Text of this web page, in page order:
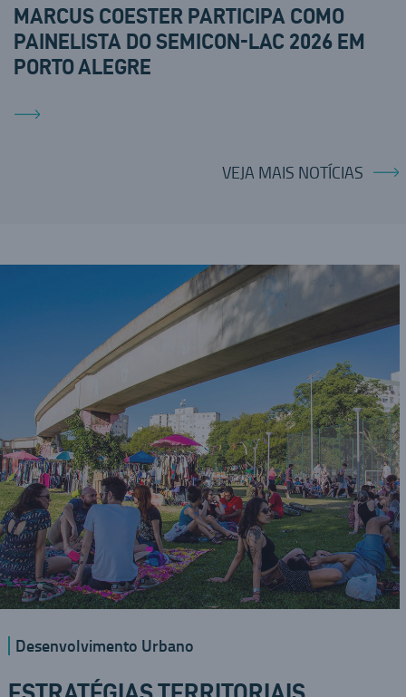
MARCUS COESTER PARTICIPA COMO
PAINELISTA DO SEMICON-LAC 2026 EM
PORTO ALEGRE
VEJA MAIS NOTÍCIAS
Desenvolvimento Urbano